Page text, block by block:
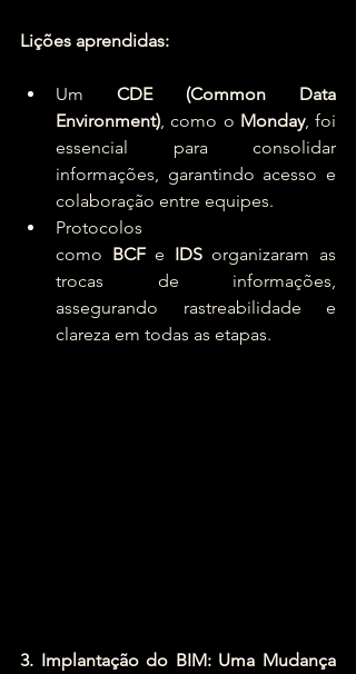
Lições aprendidas:
Um CDE (Common Data
Environment), como o Monday, foi
essencial para consolidar
informações, garantindo acesso e
colaboração entre equipes.
Protocolos
como BCF e IDS organizaram as
trocas de informações,
assegurando rastreabilidade e
clareza em todas as etapas.
3. Implantação do BIM: Uma Mudança